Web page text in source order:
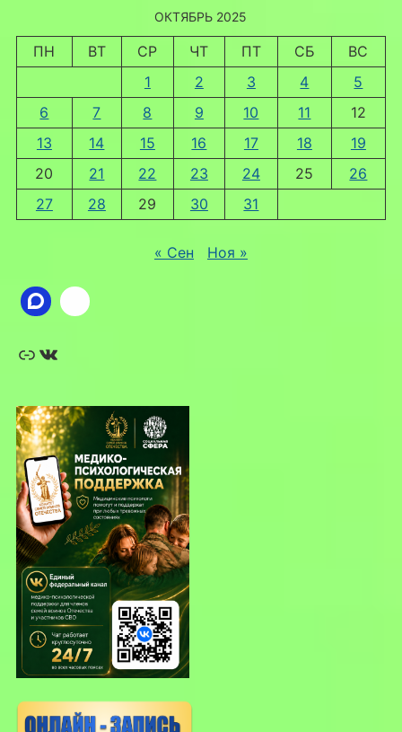
ОКТЯБРЬ 2025
ПН ВТ СР ЧТ ПТ СБ
ВС
1
2 3 4
5
6
7 8 9 10 11
12
13
14 15 16 17 18
19
20
21 22 23 24 25
26
27
28 29 30 31
« Сен Ноя »
Ссылка